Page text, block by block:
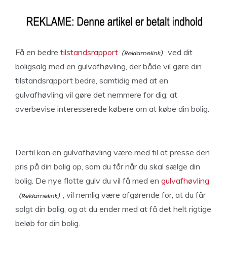
Få en bedre tilstandsrapport
ved dit
boligsalg med en gulvafhøvling, der både vil gøre din
tilstandsrapport bedre, samtidig med at en
gulvafhøvling vil gøre det nemmere for dig, at
overbevise interesserede købere om at købe din bolig.
Dertil kan en gulvafhøvling være med til at presse den
pris på din bolig op, som du får når du skal sælge din
bolig. De nye flotte gulv du vil få med en gulvafhøvling
, vil nemlig være afgørende for, at du får
solgt din bolig, og at du ender med at få det helt rigtige
beløb for din bolig.